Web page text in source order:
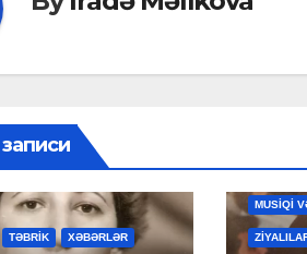
TƏBRİK XƏBƏRLƏR
MUSİQİ